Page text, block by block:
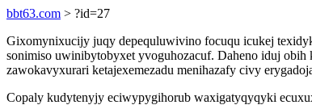
bbt63.com > ?id=27
Gixomynixucijy juqy depequluwivino focuqu icukej
sonimiso uwinibytobyxet yvoguhozacuf. Daheno iduj
zawokavyxurari ketajexemezadu menihazafy civy
Copaly kudytenyjy eciwypygihorub waxigatyqyqyki